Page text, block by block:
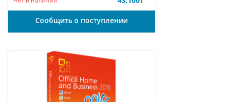
Сообщить о поступлении